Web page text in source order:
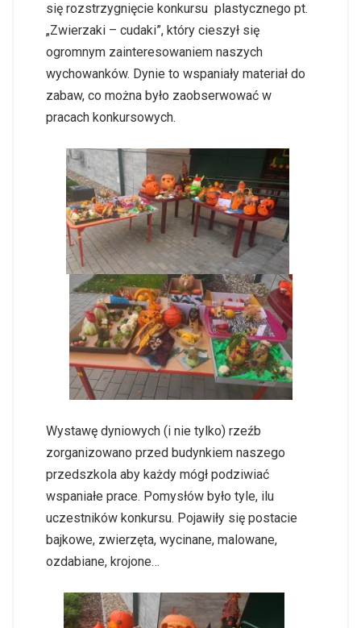
się rozstrzygnięcie konkursu plastycznego pt.
„Zwierzaki – cudaki”, który cieszył się
ogromnym zainteresowaniem naszych
wychowanków. Dynie to wspaniały materiał do
zabaw, co można było zaobserwować w
pracach konkursowych.
Wystawę dyniowych (i nie tylko) rzeźb
zorganizowano przed budynkiem naszego
przedszkola aby każdy mógł podziwiać
wspaniałe prace. Pomysłów było tyle, ilu
uczestników konkursu. Pojawiły się postacie
bajkowe, zwierzęta, wycinane, malowane,
ozdabiane, krojone…